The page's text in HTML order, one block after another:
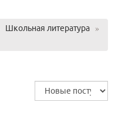
Школьная литература
»